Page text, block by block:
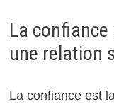
La
une relation
La confiance est